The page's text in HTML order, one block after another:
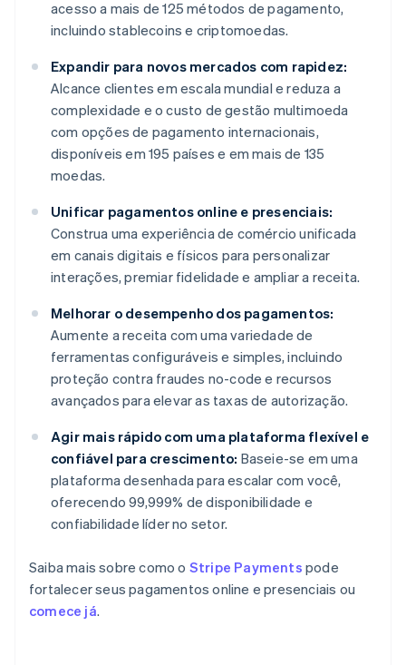
acesso a mais de 125 métodos de pagamento,
incluindo stablecoins e criptomoedas.
Expandir para novos mercados com rapidez:
Alcance clientes em escala mundial e reduza a
complexidade e o custo de gestão multimoeda
com opções de pagamento internacionais,
disponíveis em 195 países e em mais de 135
moedas.
Unificar pagamentos online e presenciais:
Construa uma experiência de comércio unificada
em canais digitais e físicos para personalizar
interações, premiar fidelidade e ampliar a receita.
Melhorar o desempenho dos pagamentos:
Aumente a receita com uma variedade de
ferramentas configuráveis e simples, incluindo
proteção contra fraudes no-code e recursos
avançados para elevar as taxas de autorização.
Agir mais rápido com uma plataforma flexível e
confiável para crescimento: Baseie-se em uma
plataforma desenhada para escalar com você,
oferecendo 99,999% de disponibilidade e
confiabilidade líder no setor.
Saiba mais sobre como o Stripe Payments pode
fortalecer seus pagamentos online e presenciais ou
comece já.